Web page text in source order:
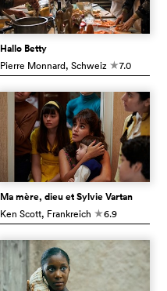
Hallo Betty
Pierre Monnard, Schweiz c7.0
Ma mère, dieu et Sylvie Vartan
Ken Scott, Frankreich c6.9